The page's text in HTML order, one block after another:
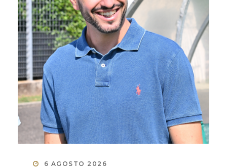
6 AGOSTO 2026